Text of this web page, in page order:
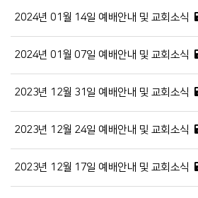
2024년 01월 14일 예배안내 및 교회소식
2024년 01월 07일 예배안내 및 교회소식
2023년 12월 31일 예배안내 및 교회소식
2023년 12월 24일 예배안내 및 교회소식
2023년 12월 17일 예배안내 및 교회소식